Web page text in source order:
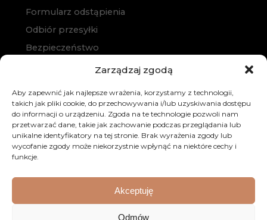
Zarządzaj zgodą
Aby zapewnić jak najlepsze wrażenia, korzystamy z technologii,
takich jak pliki cookie, do przechowywania i/lub uzyskiwania dostępu
do informacji o urządzeniu. Zgoda na te technologie pozwoli nam
przetwarzać dane, takie jak zachowanie podczas przeglądania lub
unikalne identyfikatory na tej stronie. Brak wyrażenia zgody lub
wycofanie zgody może niekorzystnie wpłynąć na niektóre cechy i
funkcje.
Akceptuję
Odmów
Formularz odstąpienia
Odbiór przesyłki
Bezpieczeństwo
Polityka prywatności
Zakup na raty
Kontakt
© 2026 Dobre Meble. Wszystkie prawa zastrzeżone.